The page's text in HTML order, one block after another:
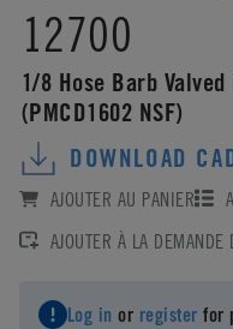
12700
1/8 Hose Barb
(PMCD1602 NSF)
DOWNLOAD
AJOUTER AU PANIER
AJOUTER À LA DEMANDE
Log in or register for